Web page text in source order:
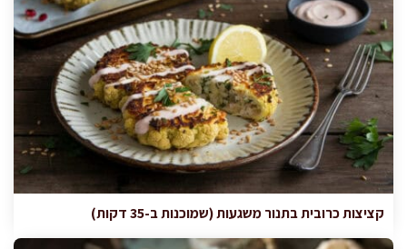
קציצות כרובית בתנור משגעות (שמוכנות ב-35 דקות)